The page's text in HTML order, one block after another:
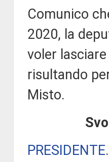
Comunico
2020, la
voler
risultando
Misto.
PRESIDENTE